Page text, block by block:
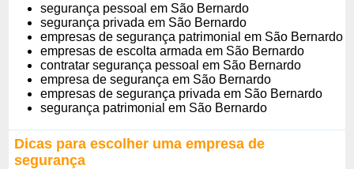
segurança pessoal em São Bernardo
segurança privada em São Bernardo
empresas de segurança patrimonial em São Bernardo
empresas de escolta armada em São Bernardo
contratar segurança pessoal em São Bernardo
empresa de segurança em São Bernardo
empresas de segurança privada em São Bernardo
segurança patrimonial em São Bernardo
Dicas para escolher uma empresa de
segurança